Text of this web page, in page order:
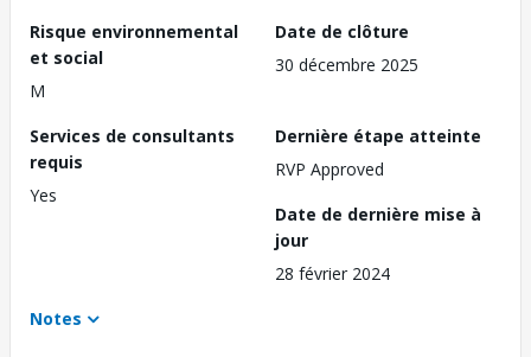
Risque environnemental
et social
M
Date de clôture
30 décembre 2025
Services de consultants
requis
Yes
Dernière étape atteinte
RVP Approved
Date de dernière mise à
jour
28 février 2024
Notes